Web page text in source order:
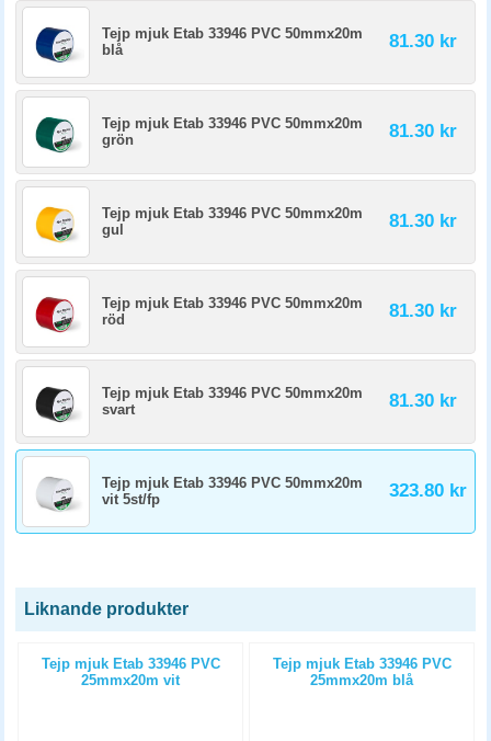
Tejp mjuk Etab 33946 PVC 50mmx20m
blå
81.30 kr
Tejp mjuk Etab 33946 PVC 50mmx20m
grön
81.30 kr
Tejp mjuk Etab 33946 PVC 50mmx20m
gul
81.30 kr
Tejp mjuk Etab 33946 PVC 50mmx20m
röd
81.30 kr
Tejp mjuk Etab 33946 PVC 50mmx20m
svart
81.30 kr
Tejp mjuk Etab 33946 PVC 50mmx20m
vit 5st/fp
323.80 kr
Liknande produkter
Tejp mjuk Etab 33946 PVC
25mmx20m vit
Tejp mjuk Etab 33946 PVC
25mmx20m blå